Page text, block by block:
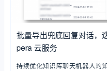
批量导出兜底回复对话，
pera 云服务
持续优化知识库聊天机器人的